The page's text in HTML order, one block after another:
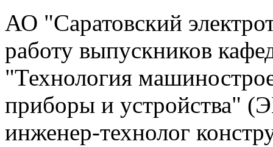
АО "Саратовский
работу выпускников
"Технология
приборы и устройства"
инженер-технолог